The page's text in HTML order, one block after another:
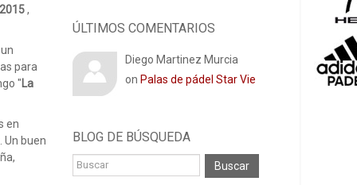
,
para
"La
en
Un buen
ÚLTIMOS COMENTARIOS
Diego Martinez Murcia
on Palas de pádel Star Vie
BLOG DE ​​BÚSQUEDA
Buscar